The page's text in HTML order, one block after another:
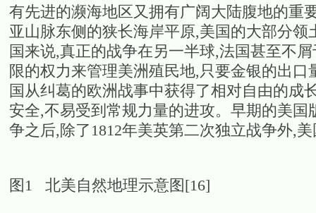
有先进的濒海地区又拥有广阔大陆腹地的重
亚山脉东侧的狭长海岸平原,美国的大部分
国来说,真正的战争在另一半球,法国甚至不
限的权力来管理美洲殖民地,只要金银的出
国从纠葛的欧洲战事中获得了相对自由的成
安全,不易受到常规力量的进攻。早期的美
争之后,除了1812年美英第二次独立战争外,
图1 北美自然地理示意图[16]